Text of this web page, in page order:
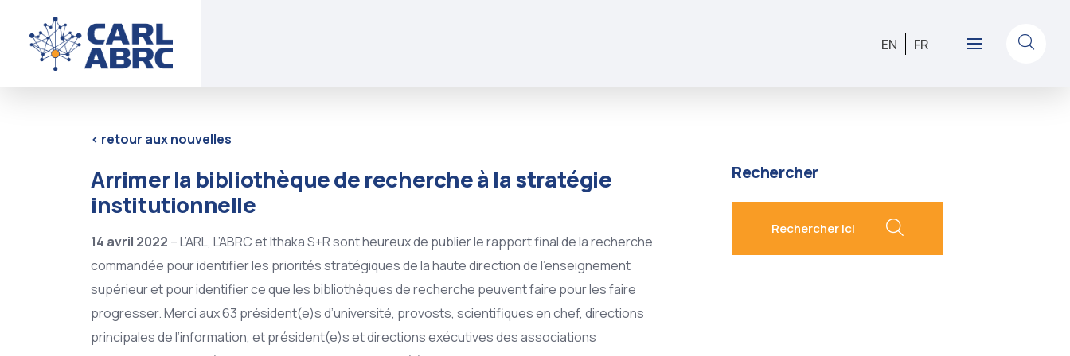
EN FR
< retour aux nouvelles
Arrimer la bibliothèque de recherche à la stratégie
institutionnelle
14 avril 2022 – L’ARL, L’ABRC et Ithaka S+R sont heureux de publier le rapport final de la recherche
commandée pour identifier les priorités stratégiques de la haute direction de l’enseignement
supérieur et pour identifier ce que les bibliothèques de recherche peuvent faire pour les faire
progresser. Merci aux 63 président(e)s d’université, provosts, scientifiques en chef, directions
principales de l’information, et président(e)s et directions exécutives des associations
Rechercher